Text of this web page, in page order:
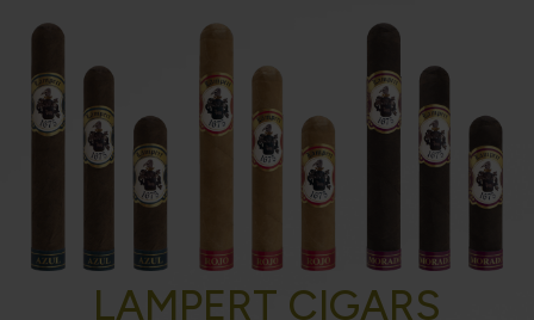
LAMPERT CIGARS